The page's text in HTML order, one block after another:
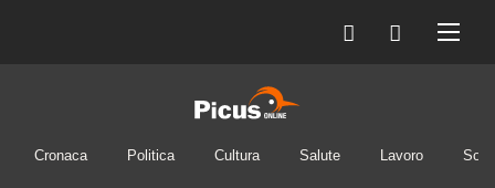
Cronaca Politica Cultura Salute Lavoro